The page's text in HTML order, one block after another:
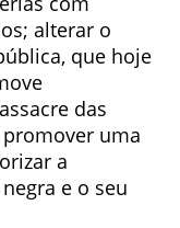
alterar o
que hoje
das
uma
a
e o seu